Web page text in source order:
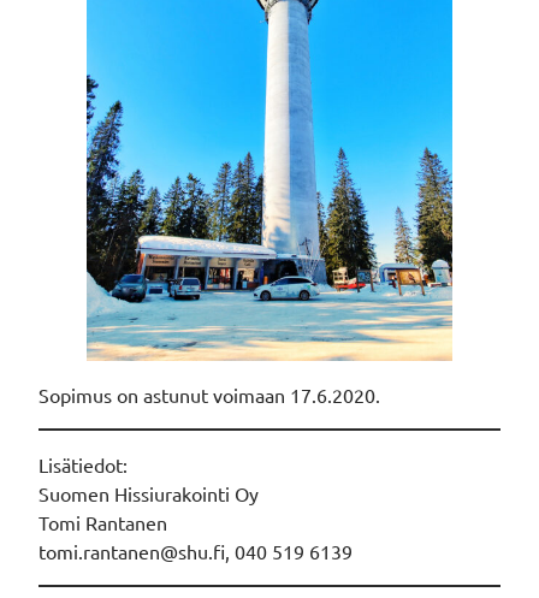
Sopimus on astunut voimaan 17.6.2020.
Lisätiedot:
Suomen Hissiurakointi Oy
Tomi Rantanen
tomi.rantanen@shu.fi, 040 519 6139